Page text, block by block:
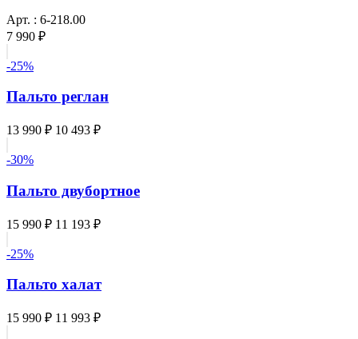
Арт. : 6-218.00
7 990 ₽
-25%
Пальто реглан
13 990 ₽ 10 493 ₽
-30%
Пальто двубортное
15 990 ₽ 11 193 ₽
-25%
Пальто халат
15 990 ₽ 11 993 ₽